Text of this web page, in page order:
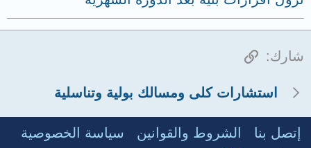
شارك: الرابط
استشارات كلى ومسالك بولية وتناسلية
إتصل بنا الشروط والقوانين
سياسة الخصوصية